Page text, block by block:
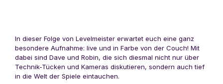
In dieser Folge von Levelmeister erwartet euch eine ganz
besondere Aufnahme: live und in Farbe von der Couch! Mit
dabei sind Dave und Robin, die sich diesmal nicht nur über
Technik-Tücken und Kameras diskutieren, sondern auch tief
in die Welt der Spiele eintauchen.